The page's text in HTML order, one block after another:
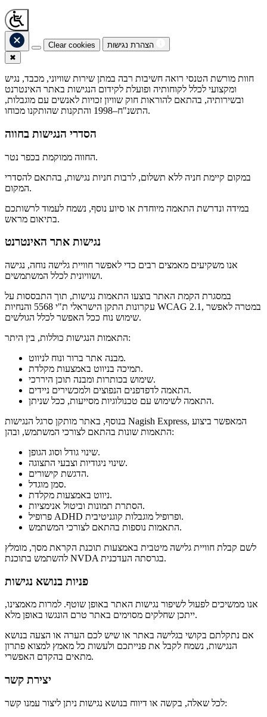
Clear cookies
הצהרת נגישות
✖
חוות מורשת הטנסי רואה חשיבות רבה במתן שירות שוויוני, מכבד, נגיש
ומקצועי לכלל לקוחותיה ופועלת לקידום הנגישות באתר האינטרנט
ובשירותיה, בהתאם להוראות חוק שוויון זכויות לאנשים עם מוגבלות,
התשנ"ח–1998 והתקנות שהותקנו מכוחו.
הסדרי הנגישות בחווה
החווה ממוקמת בכפר נטר.
במקום קיימת חניה ללא תשלום, לרבות חניות נגישות, בהתאם להסדרי
המקום.
במידה ונדרשת התאמה מיוחדת או סיוע נוסף, נשמח לעמוד לרשותכם
בתיאום מראש.
נגישות אתר האינטרנט
אנו משקיעים מאמצים רבים כדי לאפשר חוויית גלישה נוחה, נגישה
ושוויונית לכלל המשתמשים.
במסגרת הקמת האתר בוצעו התאמות נגישות, תוך התבססות על
עקרונות התקן הישראלי ת"י 5568 והנחיות WCAG 2.1, במטרה לאפשר
שימוש נוח ככל האפשר לכלל הגולשים.
התאמות הנגישות כוללות, בין היתר:
מבנה אתר ברור ונוח לניווט.
תמיכה בניווט באמצעות מקלדת.
שימוש בכותרות ומבנה תוכן היררכי.
התאמה לדפדפנים הנפוצים ולמכשירים ניידים.
התאמה לשימוש עם טכנולוגיות מסייעות, ככל שניתן.
בנוסף, באתר מותקן סרגל הנגישות Nagish Express, המאפשר ביצוע
התאמות שונות בהתאם לצורכי המשתמש, ובהן:
שינוי גודל וסוג הגופן.
שינוי ניגודיות וצבעי התצוגה.
הדגשת קישורים.
סמן מוגדל.
ניווט באמצעות מקלדת.
הסתרת תמונות וביטול אנימציות.
פרופיל ADHD ופרופיל מוגבלות קוגניטיבית.
התאמות נוספות בהתאם לצורכי המשתמש.
לשם קבלת חוויית גלישה מיטבית באמצעות תוכנת הקראת מסך, מומלץ
להשתמש בתוכנת NVDA בגרסתה העדכנית.
פניות בנושא נגישות
אנו ממשיכים לפעול לשיפור נגישות האתר באופן שוטף. למרות מאמצינו,
ייתכן שחלקים מסוימים באתר טרם הונגשו באופן מלא.
אם נתקלתם בקושי בגלישה באתר או שיש לכם הערה או הצעה בנושא
הנגישות, נשמח לקבל את פנייתכם ולעשות כל מאמץ למצוא פתרון
מתאים בהקדם האפשרי.
יצירת קשר
לכל שאלה, בקשה או דיווח בנושא נגישות ניתן ליצור עמנו קשר: